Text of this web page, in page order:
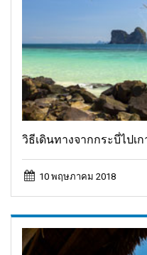
วิธีเดินทางจากกระบี่ไปเ
10 พฤษภาคม 2018